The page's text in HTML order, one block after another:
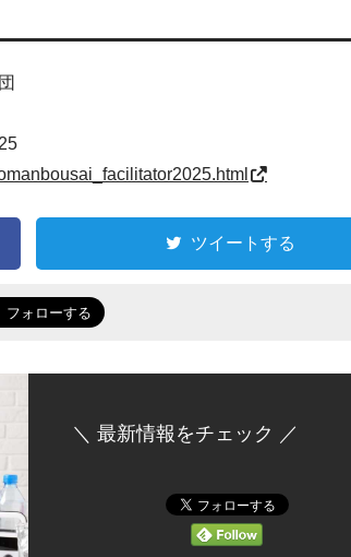
ツイートする
＼ 最新情報をチェック ／